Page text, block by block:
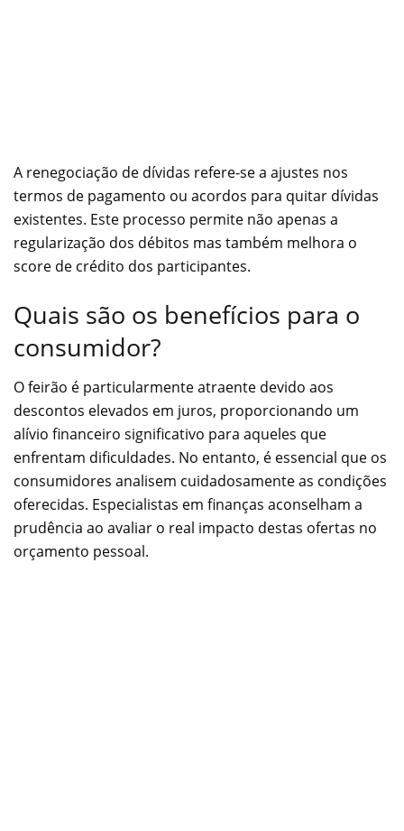
A renegociação de dívidas refere-se a ajustes nos
termos de pagamento ou acordos para quitar dívidas
existentes. Este processo permite não apenas a
regularização dos débitos mas também melhora o
score de crédito dos participantes.
Quais são os benefícios para o
consumidor?
O feirão é particularmente atraente devido aos
descontos elevados em juros, proporcionando um
alívio financeiro significativo para aqueles que
enfrentam dificuldades. No entanto, é essencial que os
consumidores analisem cuidadosamente as condições
oferecidas. Especialistas em finanças aconselham a
prudência ao avaliar o real impacto destas ofertas no
orçamento pessoal.